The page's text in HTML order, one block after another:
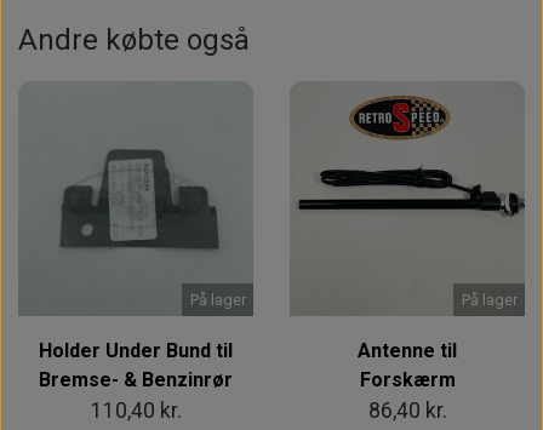
Andre købte også
På lager
Holder Under Bund til
Bremse- & Benzinrør
110,40 kr.
På lager
Antenne til
Forskærm
86,40 kr.